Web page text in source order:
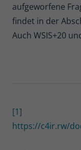
aufgeworfene
findet in der
Auch WSIS+20
[1]
https://c4ir.rw/